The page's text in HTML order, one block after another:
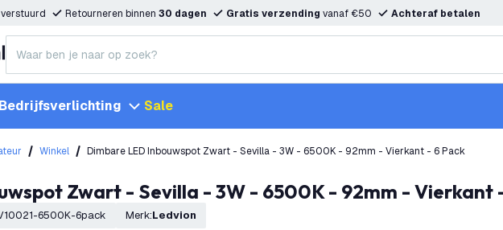
Retourneren binnen 30 dagen Gratis verzending vanaf €50 Achteraf betalen
Bedrijfsverlichting Sale
Winkel Dimbare LED Inbouwspot Zwart - Sevilla - 3W - 6500K - 92mm - Vierkant - 6 Pack
Zwart - Sevilla - 3W - 6500K - 92mm - Vierkant
6500K-6pack Merk: Ledvion